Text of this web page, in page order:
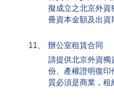
擬成立之北京外資
冊資本金額及出資
11、
辦公室租賃合同
請提供北京外資獨
份、產權證明復印
質必須是商業，